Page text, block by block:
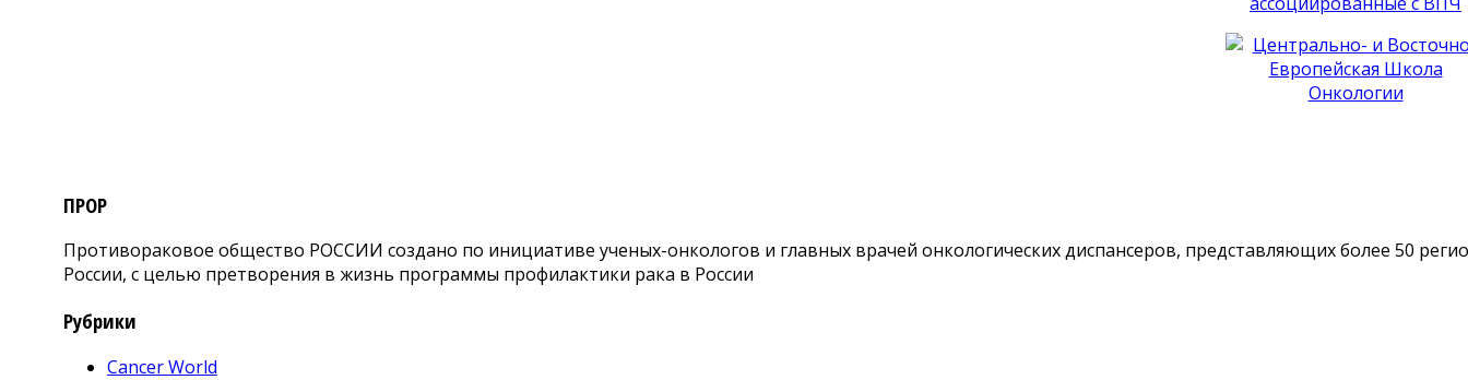
ПРОР
Противораковое общество РОССИИ создано по инициативе ученых-онкологов и главных врачей онкологических диспансеров, представляющих более 50
России, с целью претворения в жизнь программы профилактики рака в России
Рубрики
Cancer World